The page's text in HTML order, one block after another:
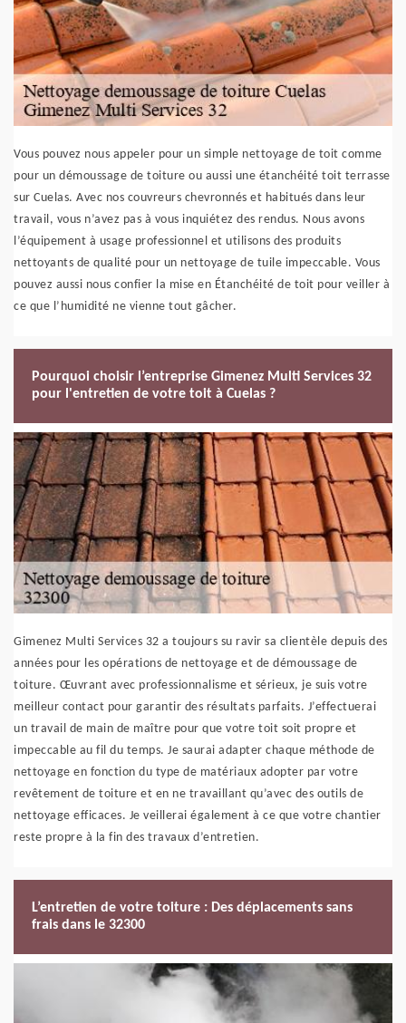
Vous pouvez nous appeler pour un simple nettoyage de toit comme
pour un démoussage de toiture ou aussi une étanchéité toit terrasse
sur Cuelas. Avec nos couvreurs chevronnés et habitués dans leur
travail, vous n’avez pas à vous inquiétez des rendus. Nous avons
l’équipement à usage professionnel et utilisons des produits
nettoyants de qualité pour un nettoyage de tuile impeccable. Vous
pouvez aussi nous confier la mise en Étanchéité de toit pour veiller à
ce que l’humidité ne vienne tout gâcher.
Pourquoi choisir l’entreprise Gimenez Multi Services 32
pour l'entretien de votre toit à Cuelas ?
Gimenez Multi Services 32 a toujours su ravir sa clientèle depuis des
années pour les opérations de nettoyage et de démoussage de
toiture. Œuvrant avec professionnalisme et sérieux, je suis votre
meilleur contact pour garantir des résultats parfaits. J’effectuerai
un travail de main de maître pour que votre toit soit propre et
impeccable au fil du temps. Je saurai adapter chaque méthode de
nettoyage en fonction du type de matériaux adopter par votre
revêtement de toiture et en ne travaillant qu’avec des outils de
nettoyage efficaces. Je veillerai également à ce que votre chantier
reste propre à la fin des travaux d’entretien.
L’entretien de votre toiture : Des déplacements sans
frais dans le 32300